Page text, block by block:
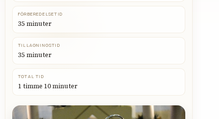
FÖRBEREDELSETID
35 minuter
TILLAGNINGSTID
35 minuter
TOTAL TID
1 timme 10 minuter